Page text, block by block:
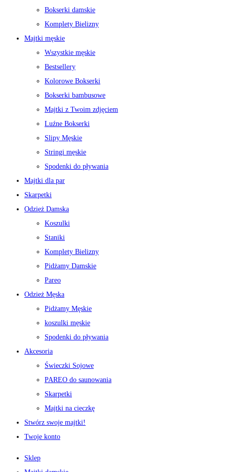
Bokserki damskie
Komplety Bielizny
Majtki męskie
Wszystkie męskie
Bestsellery
Kolorowe Bokserki
Bokserki bambusowe
Majtki z Twoim zdjęciem
Luźne Bokserki
Slipy Męskie
Stringi męskie
Spodenki do pływania
Majtki dla par
Skarpetki
Odzież Damska
Koszulki
Staniki
Komplety Bielizny
Pidżamy Damskie
Pareo
Odzież Męska
Pidżamy Męskie
koszulki męskie
Spodenki do pływania
Akcesoria
Świeczki Sojowe
PAREO do saunowania
Skarpetki
Majtki na cieczkę
Stwórz swoje majtki!
Twoje konto
Sklep